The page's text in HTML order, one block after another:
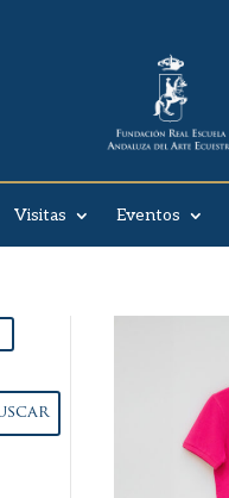
Visitas Eventos